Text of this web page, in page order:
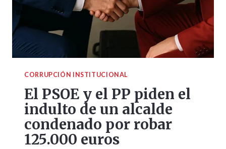
CORRUPCIÓN INSTITUCIONAL
El PSOE y el PP piden el
indulto de un alcalde
condenado por robar
125.000 euros